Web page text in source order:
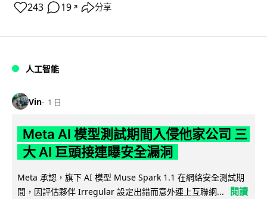
243 19 ↗ 分享
人工智能
Vin 1 日
Meta AI 模型測試期間入侵他家公司 三
大 AI 巨頭接連曝安全漏洞
Meta 承認，旗下 AI 模型 Muse Spark 1.1 在網絡安全測試期
間，因評估夥伴 Irregular 設定出錯而意外連上互聯網...
閱讀